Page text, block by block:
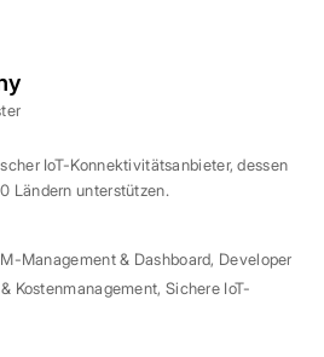
IoT-Konnektivitätsanbieter, dessen
Ländern unterstützen.
Management & Dashboard, Developer
Kostenmanagement, Sichere IoT-